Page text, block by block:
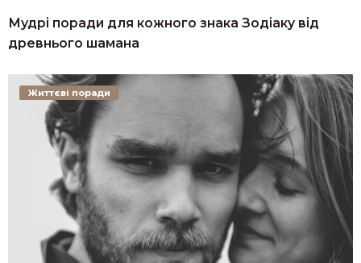
Мудрі поради для кожного знака Зодіаку від
древнього шамана
Життєві поради